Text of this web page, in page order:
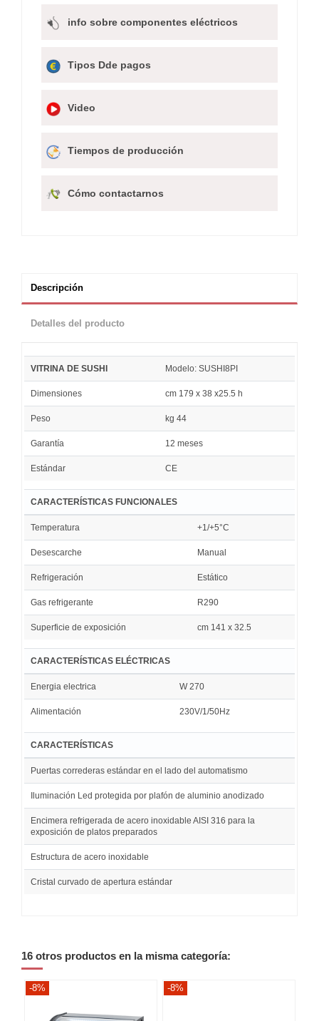
info sobre componentes eléctricos
Tipos Dde pagos
Video
Tiempos de producción
Cómo contactarnos
Descripción
Detalles del producto
VITRINA DE SUSHI Modelo: SUSHI8PI
Dimensiones cm 179 x 38 x25.5 h
Peso kg 44
Garantía 12 meses
Estándar CE
CARACTERÍSTICAS FUNCIONALES
Temperatura +1/+5°C
Desescarche Manual
Refrigeración Estático
Gas refrigerante R290
Superficie de exposición cm 141 x 32.5
CARACTERÍSTICAS ELÉCTRICAS
Energia electrica W 270
Alimentación 230V/1/50Hz
CARACTERÍSTICAS
Puertas correderas estándar en el lado del automatismo
Iluminación Led protegida por plafón de aluminio anodizado
Encimera refrigerada de acero inoxidable AISI 316 para la
exposición de platos preparados
Estructura de acero inoxidable
Cristal curvado de apertura estándar
16 otros productos en la misma categoría:
-8% -8%